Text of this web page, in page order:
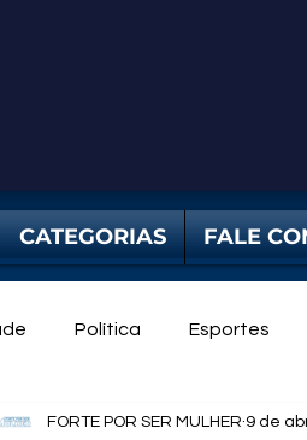
CATEGORIAS FALE
Política Esportes
Bahia Utilidade Pública
FORTE POR SER MULHER 9 de